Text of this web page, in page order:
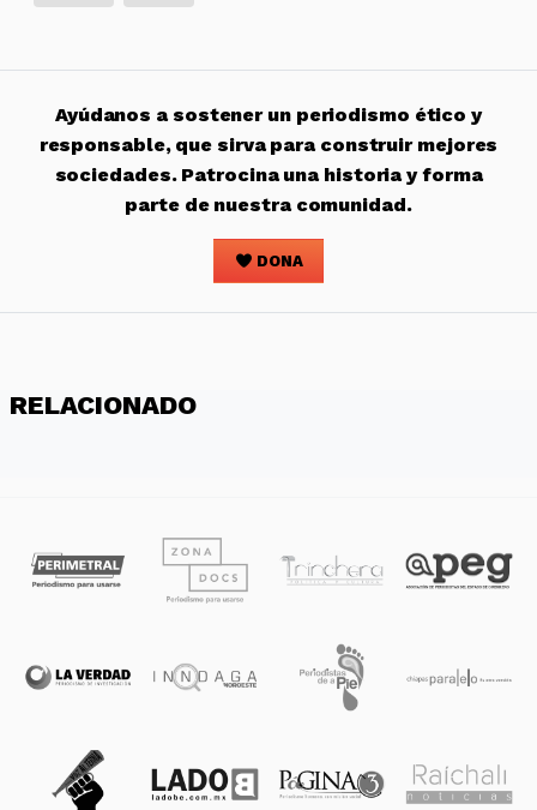
Ayúdanos a sostener un periodismo ético y
responsable, que sirva para construir mejores
sociedades. Patrocina una historia y forma
parte de nuestra comunidad.
DONA
RELACIONADO